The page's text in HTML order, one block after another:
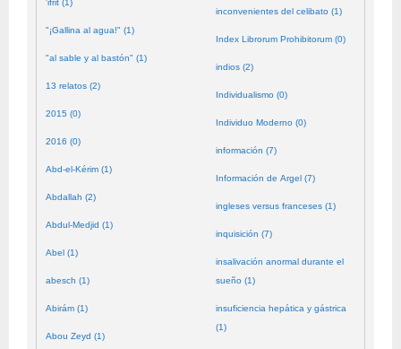
'ifrit (1)
"¡Gallina al agua!" (1)
"al sable y al bastón" (1)
13 relatos (2)
2015 (0)
2016 (0)
Abd-el-Kérim (1)
Abdallah (2)
Abdul-Medjid (1)
Abel (1)
abesch (1)
Abirám (1)
Abou Zeyd (1)
inconvenientes del celibato (1)
Index Librorum Prohibitorum (0)
indios (2)
Individualismo (0)
Individuo Moderno (0)
información (7)
Información de Argel (7)
ingleses versus franceses (1)
inquisición (7)
insalivación anormal durante el
sueño (1)
insuficiencia hepática y gástrica
(1)